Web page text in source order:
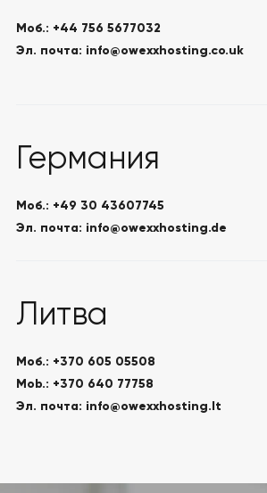
Моб.: +44 756 5677032
Эл. почта: info@owexxhosting.co.uk
Германия
Моб.: +49 30 43607745
Эл. почта: info@owexxhosting.de
Литва
Моб.: +370 605 05508
Mob.: +370 640 77758
Эл. почта: info@owexxhosting.lt